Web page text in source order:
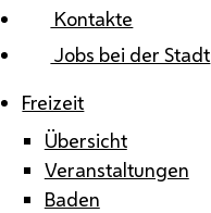
Kontakte
Jobs bei der Stadt
Freizeit
Übersicht
Veranstaltungen
Baden